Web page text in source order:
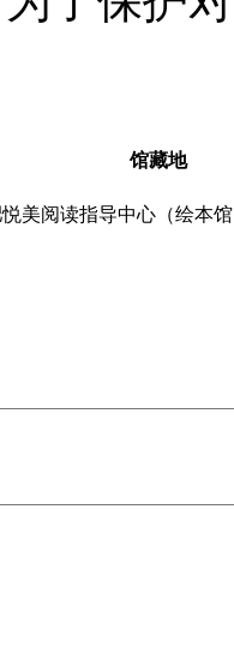
馆藏地
美阅读指导中心（绘本